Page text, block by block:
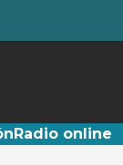
Radio online